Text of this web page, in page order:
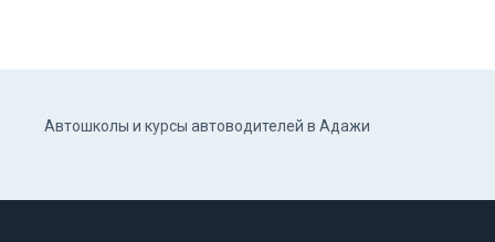
Автошколы и курсы автоводителей в Адажи